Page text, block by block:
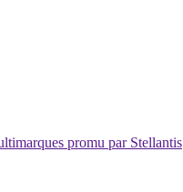
promu par Stellantis